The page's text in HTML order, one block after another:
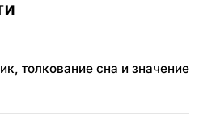
толкование сна и значение